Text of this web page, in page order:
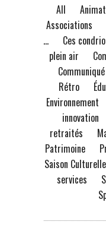
All
Associations
à...
Ces
plein air
Communiqué
Rétro
Environnement
innovation
retraités
Patrimoine
Saison Culturelle
services